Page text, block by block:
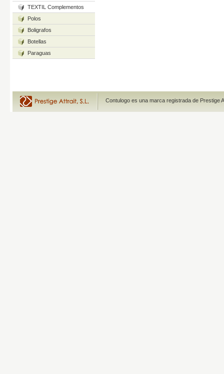
TEXTIL Complementos
Polos
Boligrafos
Botellas
Paraguas
Contulogo es una marca registrada de